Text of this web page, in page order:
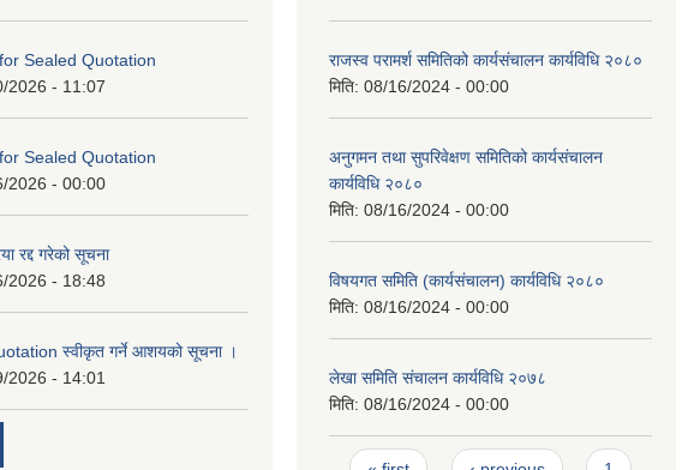
Sealed Quotation
2026 - 11:07
Sealed Quotation
2026 - 00:00
रद्द गरेको सूचना
2026 - 18:48
स्वीकृत गर्ने आशयको सूचना ।
2026 - 14:01
राजस्व परामर्श समितिको कार्यसंचालन कार्यविधि २०८०
मिति: 08/16/2024 - 00:00
अनुगमन तथा सुपरिवेक्षण समितिको कार्यसंचालन
कार्यविधि २०८०
मिति: 08/16/2024 - 00:00
विषयगत समिति (कार्यसंचालन) कार्यविधि २०८०
मिति: 08/16/2024 - 00:00
लेखा समिति संचालन कार्यविधि २०७८
मिति: 08/16/2024 - 00:00